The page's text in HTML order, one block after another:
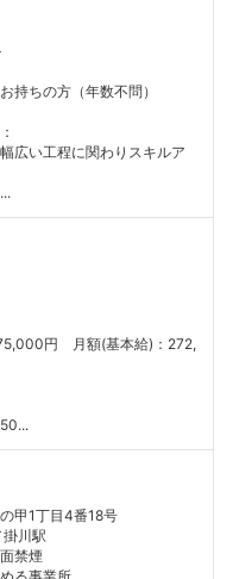
持ちの方（年数不問）
広い工程に関わりスキルア
円 月額(基本給)：272,
甲1丁目4番18号
川駅
禁煙